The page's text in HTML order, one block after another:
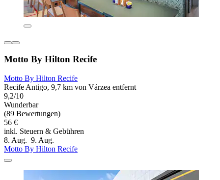
Motto By Hilton Recife
Motto By Hilton Recife
Recife Antigo, 9,7 km von Várzea entfernt
9,2/10
Wunderbar
(89 Bewertungen)
56 €
inkl. Steuern & Gebühren
8. Aug.–9. Aug.
Motto By Hilton Recife